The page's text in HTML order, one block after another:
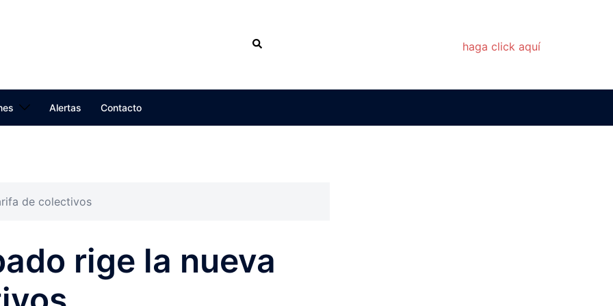
Search haga click aquí
Alertas Contacto
de colectivos
rige la nueva